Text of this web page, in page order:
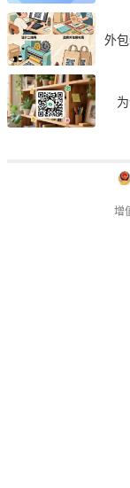
外
为
增